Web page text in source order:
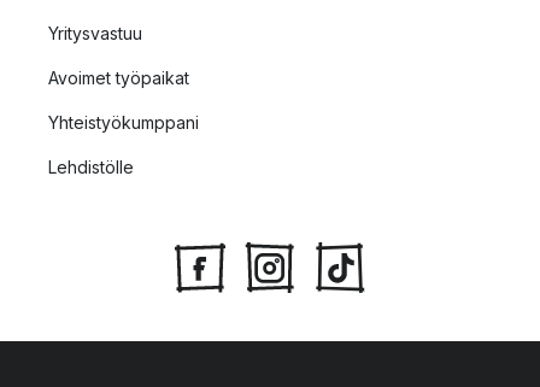
Yritysvastuu
Avoimet työpaikat
Yhteistyökumppani
Lehdistölle